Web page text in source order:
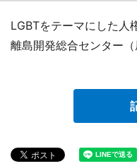
LGBTをテーマにした人
離島開発総合センター